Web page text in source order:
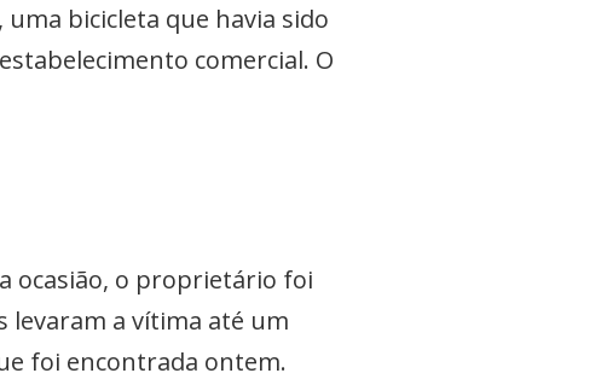
uma bicicleta que havia sido
comercial. O
ocasião, o proprietário foi
levaram a vítima até um
foi encontrada ontem.